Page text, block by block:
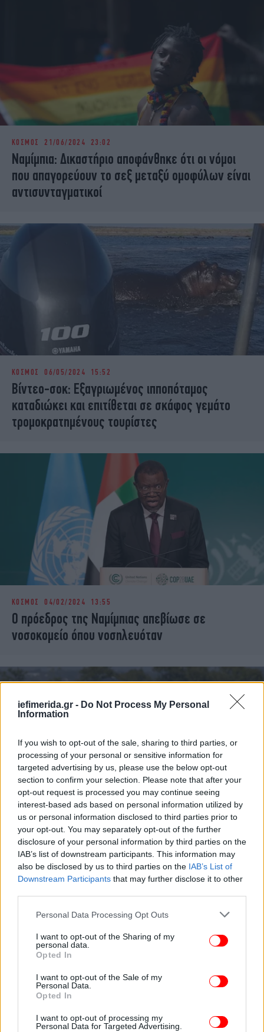
iefimerida.gr - Do Not Process My Personal
Information
If you wish to opt-out of the sale, sharing to third parties, or
processing of your personal or sensitive information for
targeted advertising by us, please use the below opt-out
section to confirm your selection. Please note that after your
opt-out request is processed you may continue seeing
interest-based ads based on personal information utilized by
us or personal information disclosed to third parties prior to
your opt-out. You may separately opt-out of the further
disclosure of your personal information by third parties on the
IAB’s list of downstream participants. This information may
also be disclosed by us to third parties on the IAB’s List of
Downstream Participants that may further disclose it to other
Please note that this website/app uses one or more Google
not limited to your visit or usage behaviour. You may click to
grant or deny consent to Google and its third-party tags to
use your data for below specified purposes in below Google
consent section.
Personal Data Processing Opt Outs
I want to opt-out of the Sharing of my
personal data.
Opted In
I want to opt-out of the Sale of my
Personal Data.
Opted In
I want to opt-out of processing my
Personal Data for Targeted Advertising.
ΚΟΣΜΟΣ 21/06/2024 23:02
Ναμίμπια: Δικαστήριο αποφάνθηκε ότι οι νόμοι
που απαγορεύουν το σεξ μεταξύ ομοφύλων είναι
αντισυνταγματικοί
ΚΟΣΜΟΣ 06/05/2024 15:52
Βίντεο-σοκ: Εξαγριωμένος ιπποπόταμος
καταδιώκει και επιτίθεται σε σκάφος γεμάτο
τρομοκρατημένους τουρίστες
ΚΟΣΜΟΣ 04/02/2024 13:55
Ο πρόεδρος της Ναμίμπιας απεβίωσε σε
νοσοκομείο όπου νοσηλευόταν
ΚΟΣΜΟΣ 01/06/2023 03:14
Ναμίμπια: Δεκαπέντε μέλη οικογένειας πέθαναν
από τροφική δηλητηρίαση
ΚΟΣΜΟΣ 17/03/2023 13:46